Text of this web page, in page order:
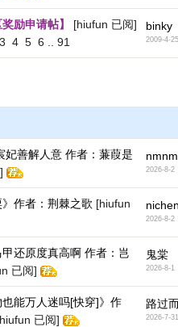
奖励申请帖】
[hiufun 已阅]
3 4 5 6 91
binky
2009-4-25
妃善解人意 作者：蒹葭是
2026-8-2
作者：荆棘之歌 [hiufun
2026-8-2
还原度真高啊 作者：岂
已阅]
鬼棠
2026-8-1
能万人迷吗[快穿]》作
已阅]
路过
2026-7-31